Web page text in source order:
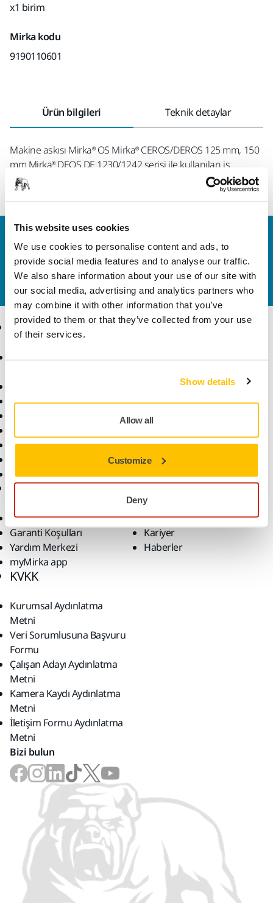
This website uses cookies
We use cookies to personalise content and ads, to
provide social media features and to analyse our traffic.
We also share information about your use of our site with
our social media, advertising and analytics partners who
may combine it with other information that you’ve
provided to them or that they’ve collected from your use
of their services.
Show details
Allow all
Customize
Deny
x1 birim
Mirka kodu
9190110601
Ürün bilgileri Teknik detaylar
Makine askısı Mirka® OS Mirka® CEROS/DEROS 125 mm, 150
mm Mirka® DEOS DE 1230/1242 serisi ile kullanılan iş
istasyonuna uygundur. Delikli panele bağlanmalıdır.
Daha fazla bilgi edinmek ister misiniz? Lütfen bizimle
iletişime geçin
ve uzman ekibimiz sorularınızı
yanıtlasın.
Ürünler
Makineler
Süper Aşındırıcılar
Zımparalar ve Bileşikler
Uzmanlık
Çözümler
Destek
İndirilenler
Garanti Koşulları
Yardım Merkezi
myMirka app
Firma
Hakkımızda
Kariyer
Haberler
KVKK
Kurumsal Aydınlatma
Metni
Veri Sorumlusuna Başvuru
Formu
Çalışan Adayı Aydınlatma
Metni
Kamera Kaydı Aydınlatma
Metni
İletişim Formu Aydınlatma
Metni
Bizi bulun